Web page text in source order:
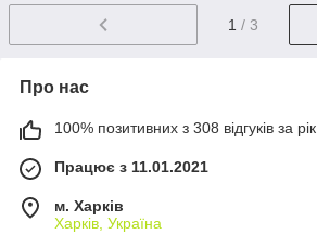
1 / 3
Про нас
100% позитивних з 308 відгуків за рік
Працює з 11.01.2021
м. Харків
Харків, Україна